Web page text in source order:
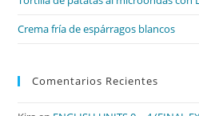
Crema fría de espárragos blancos
Comentarios Recientes